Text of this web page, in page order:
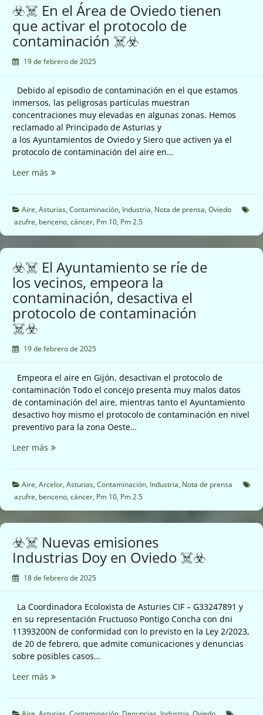
una
mala
calidad
aire
☣️☠️ En el Área de Oviedo tienen
que activar el protocolo de
contaminación ☠️☣️
19 de febrero de 2025
Debido al episodio de contaminación en el que estamos
inmersos, las peligrosas partículas muestran
concentraciones muy elevadas en algunas zonas. Hemos
reclamado al Principado de Asturias y
a los Ayuntamientos de Oviedo y Siero que activen ya el
protocolo de contaminación del aire en…
Leer más ☣️☠️
Área
de
Oviedo
tienen
activar
el
protocolo
contaminación
Aire, Asturias, Contaminación, Industria, Nota de prensa, Oviedo
azufre, benceno, cáncer, Pm 10, Pm 2.5
☣️☠️ El Ayuntamiento se ríe de
los vecinos, empeora la
contaminación, desactiva el
protocolo de contaminación
☠️☣️
19 de febrero de 2025
Empeora el aire en Gijón, desactivan el protocolo de
contaminación Todo el concejo presenta muy malos datos
de contaminación del aire, mientras tanto el Ayuntamiento
desactivo hoy mismo el protocolo de contaminación en nivel
preventivo para la zona Oeste…
Leer más ☣️☠️
se
ríe
de
los
empeora
la
desactiva
protocolo
de
contaminación
☠️☣️
Aire, Arcelor, Asturias, Contaminación, Industria, Nota de prensa
azufre, benceno, cáncer, Pm 10, Pm 2.5
☣️☠️ Nuevas emisiones
Industrias Doy en Oviedo ☠️☣️
18 de febrero de 2025
La Coordinadora Ecoloxista de Asturies CIF – G33247891 y
en su representación Fructuoso Pontigo Concha con dni
11393200N de conformidad con lo previsto en la Ley 2/2023,
de 20 de febrero, que admite comunicaciones y denuncias
sobre posibles casos…
Leer más ☣️☠️